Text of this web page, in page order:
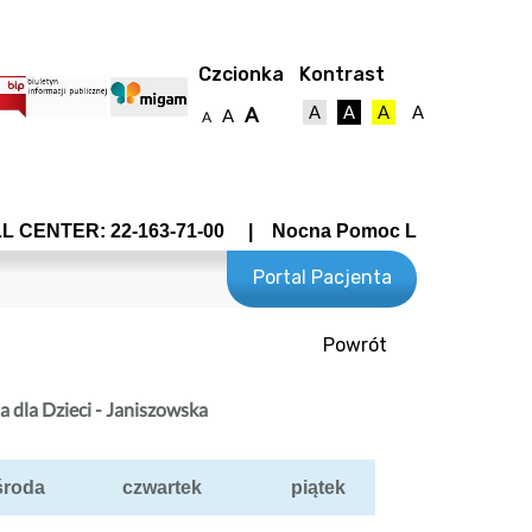
Czcionka
A A A
Kontrast
A A A A
22-163-71-00 | Nocna Pomoc Lekarska -
Portal Pacjenta
Powrót
dla Dzieci - Janiszowska
czwartek piątek